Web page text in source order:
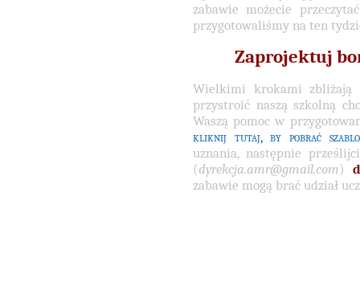
zabawie możecie
przygotowaliśmy na ten
Zaprojektuj
Wielkimi krokami zbliżają
przystroić naszą szkolną
Waszą pomoc w
kliknij tutaj, by pobrać
uznania, następnie
(dyrekcja.amr@gmail.com)
zabawie mogą brać udział